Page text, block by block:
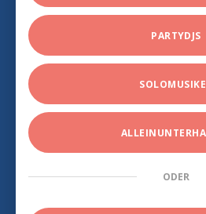
PARTYDJS
ODER